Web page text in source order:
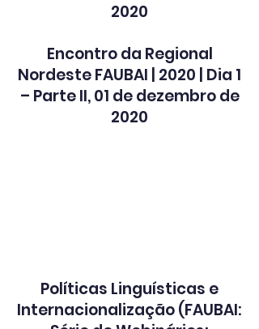
2020
Encontro da Regional
Nordeste FAUBAI | 2020 | Dia 1
– Parte II, 01 de dezembro de
2020
Políticas Linguísticas e
Internacionalização (FAUBAI: